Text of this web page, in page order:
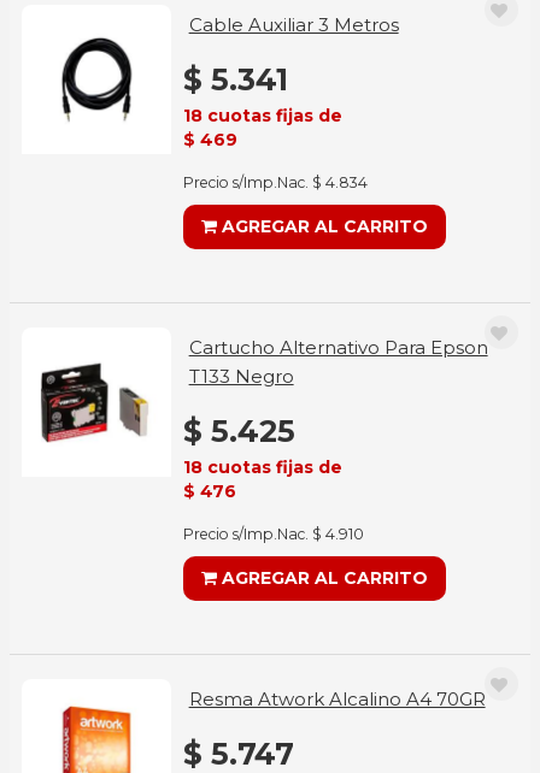
Cable Auxiliar 3 Metros
$ 5.341
18 cuotas fijas de
$ 469
Precio s/Imp.Nac. $ 4.834
AGREGAR AL CARRITO
Cartucho Alternativo Para Epson
T133 Negro
$ 5.425
18 cuotas fijas de
$ 476
Precio s/Imp.Nac. $ 4.910
AGREGAR AL CARRITO
Resma Atwork Alcalino A4 70GR
$ 5.747